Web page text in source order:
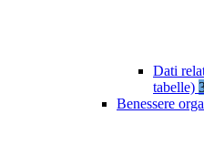
Dati
tabelle)
Benessere